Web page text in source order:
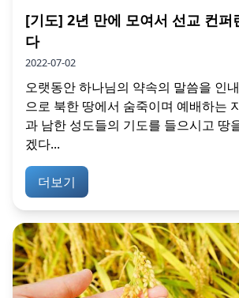
[기도] 2년 만에 모여서 선교 컨퍼
다
2022-07-02
오랫동안 하나님의 약속의 말씀을 인
으로 북한 땅에서 숨죽이며 예배하는
과 남한 성도들의 기도를 들으시고 땅
겠다...
더보기